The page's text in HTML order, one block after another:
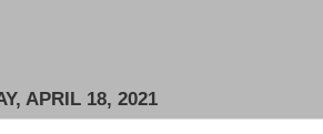
APRIL 18, 2021